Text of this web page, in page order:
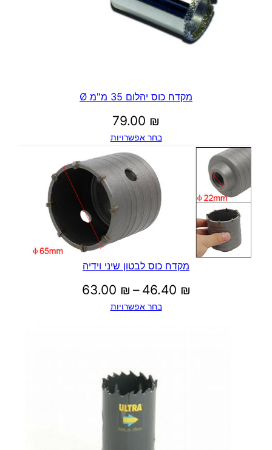
מקדח כוס יהלום 35 מ"מ Ø
79.00 ₪
בחר אפשרויות
מקדח כוס לבטון שיני וידיה
46.40 ₪
–
63.00 ₪
בחר אפשרויות